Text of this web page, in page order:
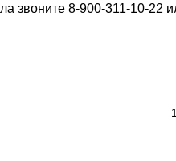
звоните 8-900-311-10-22